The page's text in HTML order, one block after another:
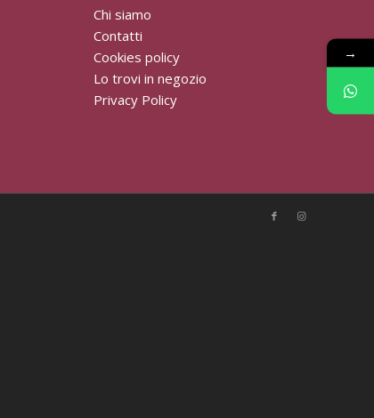
Chi siamo
Contatti
Cookies policy
Lo trovi in negozio
Privacy Policy
→